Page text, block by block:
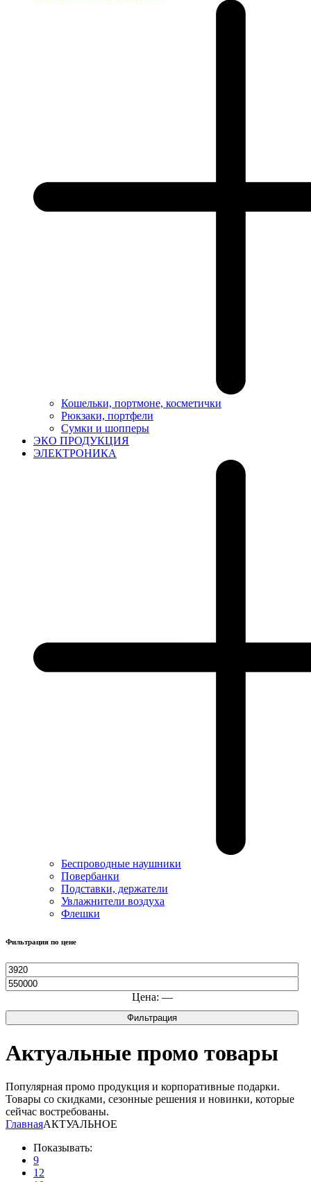
Кошельки, портмоне, косметички
Рюкзаки, портфели
Сумки и шопперы
ЭКО ПРОДУКЦИЯ
ЭЛЕКТРОНИКА
Беспроводные наушники
Повербанки
Подставки, держатели
Увлажнители воздуха
Флешки
Фильтрация по цене
Минимальная
цена
Максимальная
цена
Фильтрация
Цена: —
Актуальные промо товары
Популярная промо продукция и корпоративные подарки.
Товары со скидками, сезонные решения и новинки, которые
сейчас востребованы.
ГлавнаяАКТУАЛЬНОЕ
Показывать:
9
12